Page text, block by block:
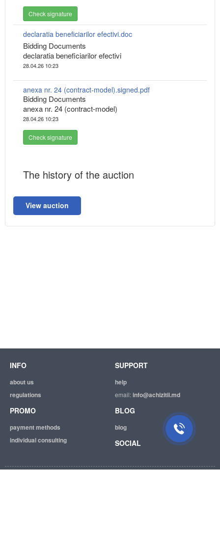
Check signature
declaratia beneficiarilor efectivi.doc
Bidding Documents
declaratia beneficiarilor efectivi
28.04.26 10:23
anexa nr. 24 (contract-model).signed.pdf
Bidding Documents
anexa nr. 24 (contract-model)
28.04.26 10:23
Check signature
The history of the auction
View auction
INFO
about us
regulations
SUPPORT
help
email:info@achizitii.md
PROMO
payment methods
individual consulting
BLOG
blog
SOCIAL